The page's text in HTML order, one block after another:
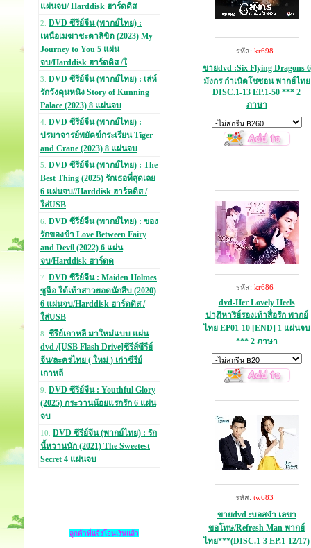
แผ่นจบ/ Harddisk ฮาร์ดดิส
2. DVD ซีรีย์จีน (พากย์ไทย) :
เหนือเมฆาชะตาลิขิต (2023) My
Journey to You 5 แผ่น
จบ/Harddisk ฮาร์ดดิส /ใ
3. DVD ซีรีย์จีน (พากย์ไทย) : เล่ห์
รักวังคุนหนิง Story of Kunning
Palace (2023) 8 แผ่นจบ
4. DVD ซีรีย์จีน (พากย์ไทย) :
ปรมาจารย์พยัคฆ์กระเรียน Tiger
and Crane (2023) 8 แผ่นจบ
5. DVD ซีรีย์จีน (พากย์ไทย) : The
Best Thing (2025) รักเธอที่สุดเลย
6 แผ่นจบ//Harddisk ฮาร์ดดิส /
ใส่USB
6. DVD ซีรีย์จีน (พากย์ไทย) : ของ
รักของข้า Love Between Fairy
and Devil (2022) 6 แผ่น
จบ/Harddisk ฮาร์ดด
7. DVD ซีรีย์จีน : Maiden Holmes
ซูฉือ ใต้เท้าสาวยอดนักสืบ (2020)
6 แผ่นจบ/Harddisk ฮาร์ดดิส /
ใส่USB
8. ซีรีย์เกาหลี มาใหม่แบบ แผ่น
dvd /[USB Flash Drive]ซีรีส์ซีรีย์
จีน/ละครไทย ( ใหม่ ) เก่าซีรีย์
เกาหลี
9. DVD ซีรีย์จีน : Youthful Glory
(2025) กระวานน้อยแรกรัก 6 แผ่น
จบ
10. DVD ซีรีย์จีน (พากย์ไทย) : รัก
นี้หวานนัก (2021) The Sweetest
Secret 4 แผ่นจบ
ลูกค้าที่แจ้งโอนเงินแล้ว
รหัส: kr698
ขายdvd :Six Flying Dragons 6
มังกร กำเนิดโชซอน พากย์ไทย
DISC.1-13 EP.1-50 *** 2
ภาษา
รหัส: kr686
dvd-Her Lovely Heels
ปาฏิหาริย์รองเท้าสื่อรัก พากย์
ไทย EP01-10 [END] 1 แผ่นจบ
*** 2 ภาษา
รหัส: tw683
ขายdvd :บอสจ๋า เลขา
ขอโทษ/Refresh Man พากย์
ไทย***(DISC.1-3 EP.1-12/17)